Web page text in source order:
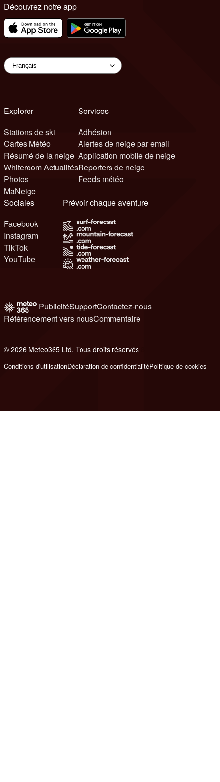
Découvrez notre app
Explorer
Stations de ski
Cartes Météo
Résumé de la neige
Whiteroom Actualités
Photos
MaNeige
Services
Adhésion
Alertes de neige par email
Application mobile de neige
Reporters de neige
Feeds météo
Sociales
Facebook
Instagram
TikTok
YouTube
Prévoir chaque aventure
PublicitéSupportContactez-nous
Référencement vers nousCommentaire
© 2026 Meteo365 Ltd. Tous droits réservés
Conditions d'utilisationDéclaration de confidentialitéPolitique de cookies